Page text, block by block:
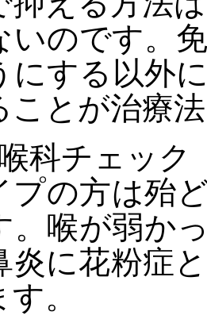
いのです。
にする以外
ことが治療
科チェック
プの方は殆
。喉が弱か
炎に花粉症
。